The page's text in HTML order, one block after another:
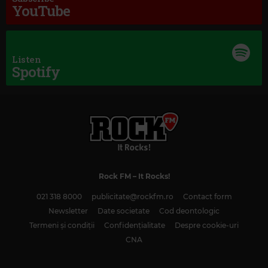
Hard Rock by Rock FM
YouTube
Listen
Spotify
Rock FM– It Rocks!
021 318 8000 publicitate@rockfm.ro
Contact form
Newsletter
Date societate
Cod deontologic
Termeni și condiții
Confidențialitate
Despre cookie-uri
CNA